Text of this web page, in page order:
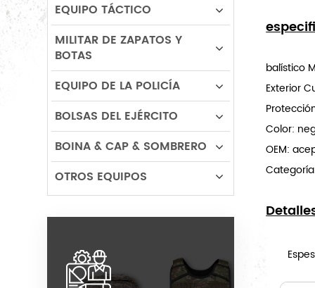
balístico
Exterior
Color:
OEM:
EQUIPO TÁCTICO
MILITAR DE ZAPATOS Y
BOTAS
EQUIPO DE LA POLICÍA
BOLSAS DEL EJÉRCITO
BOINA & CAP & SOMBRERO
OTROS EQUIPOS